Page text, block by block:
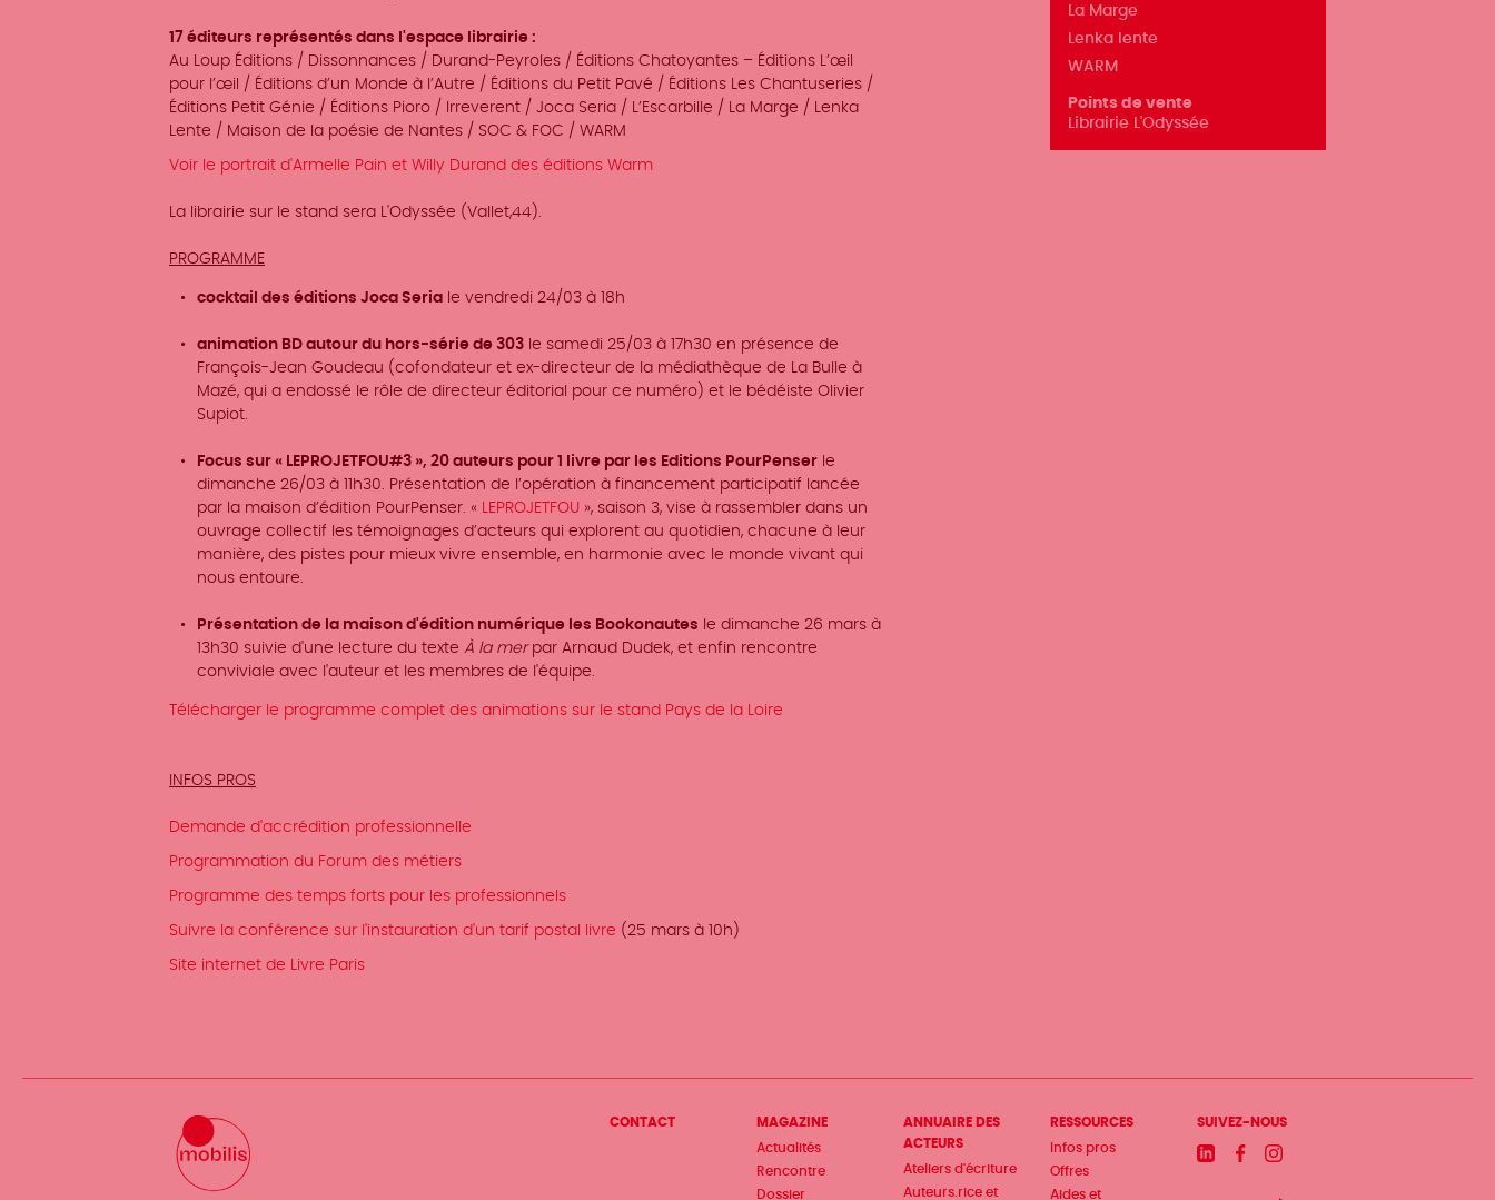
17 éditeurs représentés dans l'espace librairie :
Au Loup Éditions / Dissonnances / Durand-Peyroles / Éditions Chatoyantes – Éditions L’œil
pour l’œil / Éditions d’un Monde à l’Autre / Éditions du Petit Pavé / Éditions Les Chantuseries /
Éditions Petit Génie / Éditions Pioro / Irreverent / Joca Seria / L’Escarbille / La Marge / Lenka
Lente / Maison de la poésie de Nantes / SOC & FOC / WARM
Voir le portrait d'Armelle Pain et Willy Durand des éditions Warm
La librairie sur le stand sera L'Odyssée (Vallet,44).
PROGRAMME
cocktail des éditions Joca Seria le vendredi 24/03 à 18h
animation BD autour du hors-série de 303 le samedi 25/03 à 17h30 en présence de
François-Jean Goudeau (cofondateur et ex-directeur de la médiathèque de La Bulle à
Mazé, qui a endossé le rôle de directeur éditorial pour ce numéro) et le bédéiste Olivier
Supiot.
Focus sur « LEPROJETFOU#3 », 20 auteurs pour 1 livre par les Editions PourPenser le
dimanche 26/03 à 11h30. Présentation de l’opération à financement participatif lancée
par la maison d’édition PourPenser. « LEPROJETFOU », saison 3, vise à rassembler dans un
ouvrage collectif les témoignages d’acteurs qui explorent au quotidien, chacune à leur
manière, des pistes pour mieux vivre ensemble, en harmonie avec le monde vivant qui
nous entoure.
Présentation de la maison d'édition numérique les Bookonautes le dimanche 26 mars à
13h30 suivie d'une lecture du texte À la merpar Arnaud Dudek, et enfin rencontre
conviviale avec l'auteur et les membres de l'équipe.
Télécharger le programme complet des animations sur le stand Pays de la Loire
INFOS PROS
Demande d'accrédition professionnelle
Programmation du Forum des métiers
Programme des temps forts pour les professionnels
Suivre la conférence sur l'instauration d'un tarif postal livre (25 mars à 10h)
Site internet de Livre Paris
La Marge
Lenka lente
WARM
Points de vente
Librairie L'Odyssée
Menu
CONTACT
MAGAZINE
Actualités
Rencontre
Dossier
ANNUAIRE DES
ACTEURS
Ateliers d'écriture
Auteurs.rice et
RESSOURCES
Infos pros
Offres
Aides et
SUIVEZ-NOUS
LinkedinFacebookInstagram